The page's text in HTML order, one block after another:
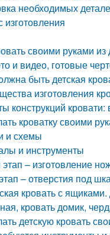
необходимых
изготовления
своими руками
и видео, готовые
быть детская
изготовления
конструкций
кроватку своими
и схемы
и инструменты
– изготовление
– отверстия под
кровать с ящиками.
кровать домик,
детскую кровать